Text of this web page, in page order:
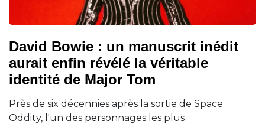
David Bowie : un manuscrit inédit
aurait enfin révélé la véritable
identité de Major Tom
Près de six décennies après la sortie de Space
Oddity, l'un des personnages les plus